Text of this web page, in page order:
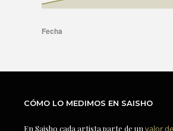
CÓMO LO MEDIMOS EN SAISHO
En Saisho cada artista parte de un valor